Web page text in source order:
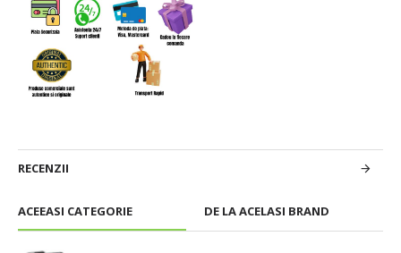
ACEEASI CATEGORIE DE LA ACELASI BRAND
RECENZII